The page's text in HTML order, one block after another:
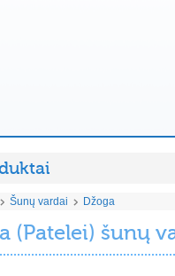
Šunų vardai Džoga
(Patelei) šunų